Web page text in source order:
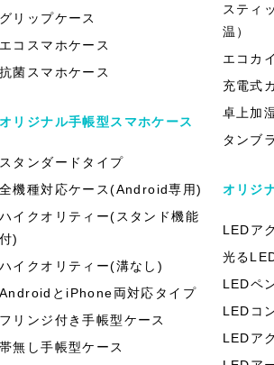
グリップケース
エコスマホケース
抗菌スマホケース
オリジナル手帳型スマホケース
スタンダードタイプ
全機種対応ケース(Android専用)
ハイクオリティー(スタンド機能
付)
ハイクオリティー(溝なし)
AndroidとiPhone両対応タイプ
フリンジ付き手帳型ケース
帯無し手帳型ケース
スティ
温）
エコカ
充電式
卓上加
タンブ
オリジ
LEDア
光る
LEDペ
LEDコ
LEDア